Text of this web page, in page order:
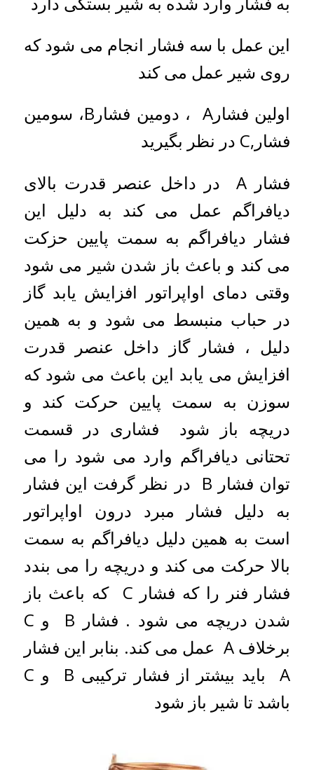
این عمل با سه فشار انجام می شود که
روی شیر عمل می کند
اولین فشارA ، دومین فشارB، سومین
فشار,C در نظر بگیرید
فشار A در داخل عنصر قدرت بالای
دیافراگم عمل می کند به دلیل این
فشار دیافراگم به سمت پایین حزکت
می کند و باعث باز شدن شیر می شود
وقتی دمای اواپراتور افزایش یابد گاز
در حباب منبسط می شود و به همین
دلیل ، فشار گاز داخل عنصر قدرت
افزایش می یابد این باعث می شود که
سوزن به سمت پایین حرکت کند و
دریچه باز شود فشاری در قسمت
تحتانی دیافراگم وارد می شود را می
توان فشار B در نظر گرفت این فشار
به دلیل فشار مبرد درون اواپراتور
است به همین دلیل دیافراگم به سمت
بالا حرکت می کند و دریچه را می بندد
فشار فنر را که فشار C که باعث باز
شدن دریچه می شود . فشار B و C
برخلاف A عمل می کند. بنابر این فشار
A باید بیشتر از فشار ترکیبی B و C
باشد تا شیر باز شود